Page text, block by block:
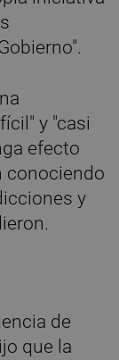
y "casi
efecto
conociendo
y
de
que la